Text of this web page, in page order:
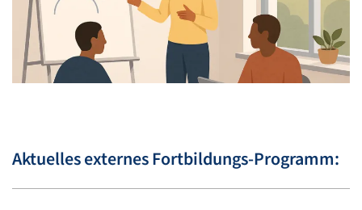
Aktuelles externes Fortbildungs-Programm: